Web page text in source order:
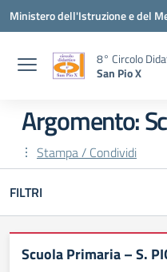
Vai ai contenuti
Vai al menu di navigazione
Vai al footer
Ministero dell'Istruzione e del
8° Circolo
San Pio X
Argomento:
Stampa / Condividi
FILTRI
Scuola Primaria – S.